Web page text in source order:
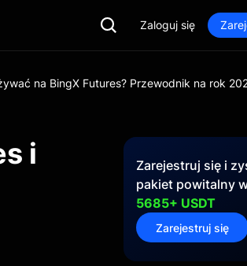
Zaloguj się
na BingX Futures? Przewodnik na rok
i
Zarejestruj się i
pakiet powitalny
5685+ USDT
Zarejestruj się